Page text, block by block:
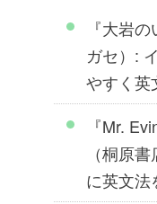
『大岩
ガセ）:
やすく英
『Mr.
（桐原
に英文法